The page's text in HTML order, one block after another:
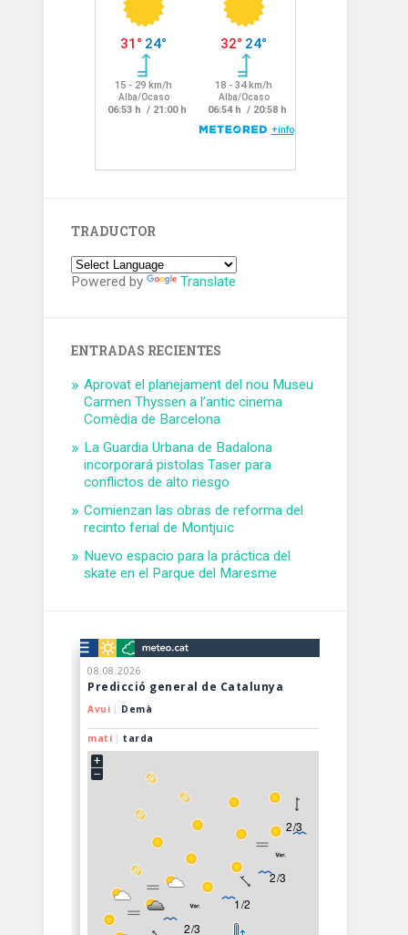
TRADUCTOR
Powered by Translate
ENTRADAS RECIENTES
Aprovat el planejament del nou Museu
Carmen Thyssen a l’antic cinema
Comèdia de Barcelona
La Guardia Urbana de Badalona
incorporará pistolas Taser para
conflictos de alto riesgo
Comienzan las obras de reforma del
recinto ferial de Montjuïc
Nuevo espacio para la práctica del
skate en el Parque del Maresme